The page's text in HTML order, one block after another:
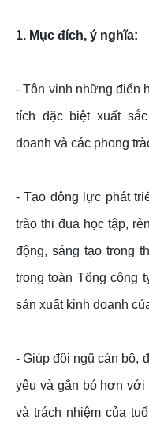
1. Mục đích, ý nghĩa:
- Tôn vinh những điển
tích đặc biệt xuất
doanh và các phong
- Tạo động lực phát
trào thi đua học tập,
động, sáng tạo trong
trong toàn Tổng công
sản xuất kinh doanh
- Giúp đội ngũ cán bộ,
yêu và gắn bó hơn với
và trách nhiệm của